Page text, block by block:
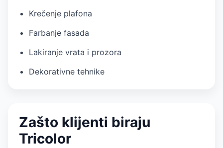
Krečenje plafona
Farbanje fasada
Lakiranje vrata i prozora
Dekorativne tehnike
Zašto klijenti biraju
Tricolor